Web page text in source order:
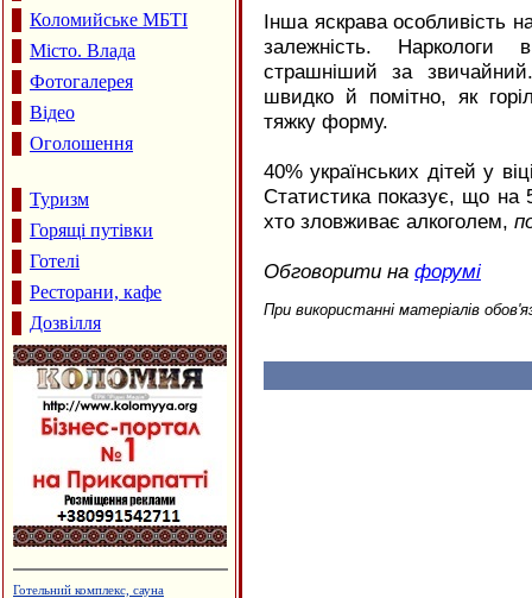
Коломийське МБТІ
Місто. Влада
Фотогалерея
Відео
Оголошення
Туризм
Горящі путівки
Готелі
Ресторани, кафе
Дозвілля
Агентство нерухомості "А.Мрія"
Інша яскрава особливість
залежність. Наркологи
страшніший за
швидко й помітно, як
тяжку форму.
40% українських дітей у
Статистика показує, що на
хто зловживає алкоголем,
Обговорити на форумі
При використанні матеріалів